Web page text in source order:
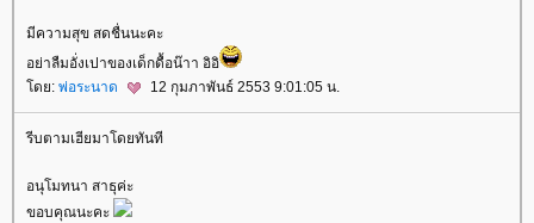
มีความสุข สดชื่นนะคะ
อย่าลืมอั่งเปาของเด็กดื้อน๊าา อิอิ
ดย: พ่อระนาด 12 กุมภาพันธ์ 2553 9:01:05 น.
รีบตามเฮียมาโดยทันที
อนุโมทนา สาธุค่ะ
ขอบคุณนะคะ